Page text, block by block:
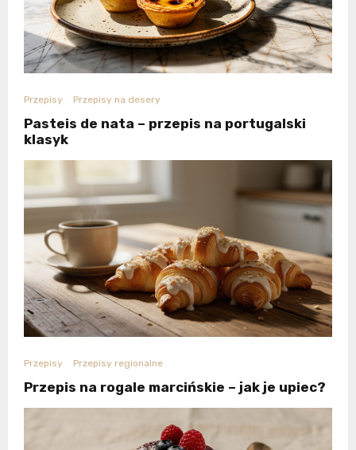
Przepisy Przepisy na desery
Pasteis de nata – przepis na portugalski
klasyk
Przepisy Przepisy regionalne
Przepis na rogale marcińskie – jak je upiec?